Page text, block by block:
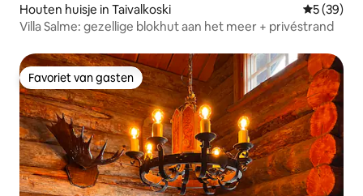
Houten huisje in Taivalkoski
5 (39)
Villa Salme: gezellige blokhut aan het meer + privéstrand
Favoriet van gasten
Favoriet van gasten